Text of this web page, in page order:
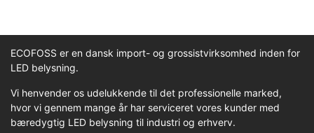
ECOFOSS er en dansk import- og grossistvirksomhed inden for
LED belysning.
Vi henvender os udelukkende til det professionelle marked,
hvor vi gennem mange år har serviceret vores kunder med
bæredygtig LED belysning til industri og erhverv.